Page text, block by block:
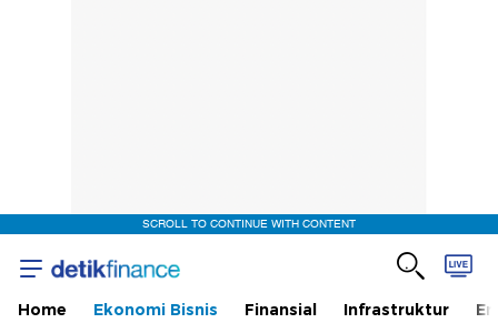
SCROLL TO CONTINUE WITH CONTENT
Home Ekonomi Bisnis Finansial Infrastruktur